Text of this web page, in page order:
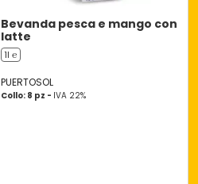
Bevanda pesca e mango con
latte
1l ℮
PUERTOSOL
Collo: 8 pz - IVA 22%